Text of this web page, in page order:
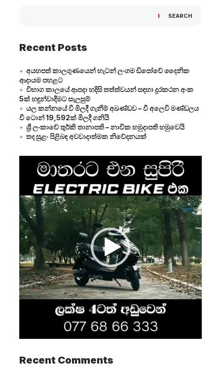
SEARCH
Recent Posts
අයහපත් කාලගුණයෙන් හැටන් ලංගම ඩිපෝවේ දෛනික
ආදායම පහළට
විභාග කාලයේ ආපදා හදිසි තත්ත්වයන් සඳහා දුරකථන අංක
5ක් හඳුන්වාදීමට සැලසුම්
යල කන්නයේ වී මිලදී ගැනීම් අඛණ්ඩව – වී අලෙවි මණ්ඩලය
වී ටොන් 19,592ක් මිලදී ගනියි
ශ්‍රී ලංකාවේ තුර්කි තානාපති – නාවික හමුදාපති හමුවෙයි
තද සුළං පිළිබඳ අවවාදාත්මක නිවේදනයක්
Player
Recent Comments